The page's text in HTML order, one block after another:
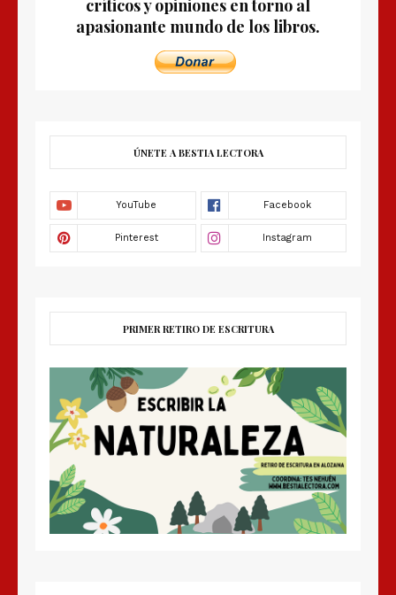
críticos y opiniones en torno al
apasionante mundo de los libros.
ÚNETE A BESTIA LECTORA
PRIMER RETIRO DE ESCRITURA